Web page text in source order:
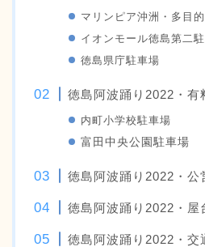
マリンピア沖洲・多目
イオンモール徳島第二
徳島県庁駐車場
徳島阿波踊り2022・有
内町小学校駐車場
富田中央公園駐車場
徳島阿波踊り2022・公
徳島阿波踊り2022・屋
徳島阿波踊り2022・交